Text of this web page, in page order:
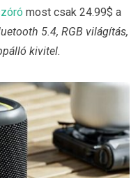
most csak 24.99$ a
5.4, RGB világítás,
kivitel.